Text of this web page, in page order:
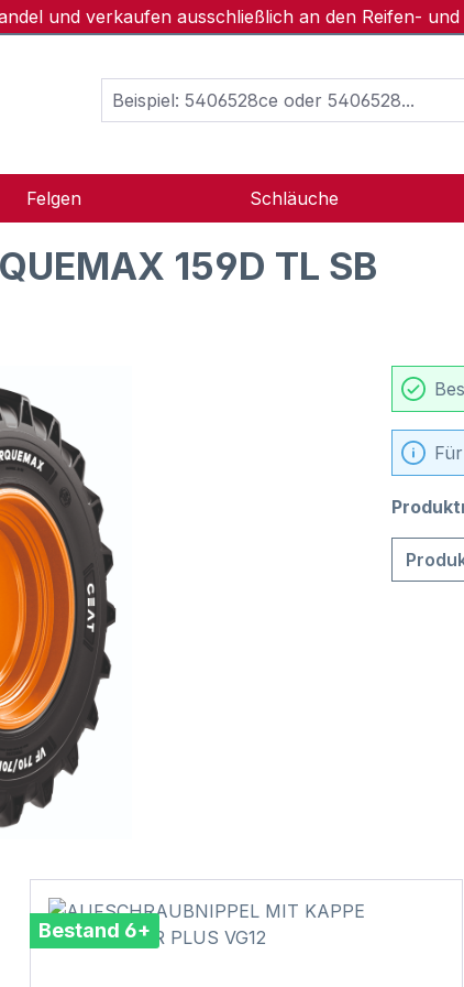
und verkaufen ausschließlich an den Reifen-
Felgen Schläuche
159D TL SB
Bestand 6+